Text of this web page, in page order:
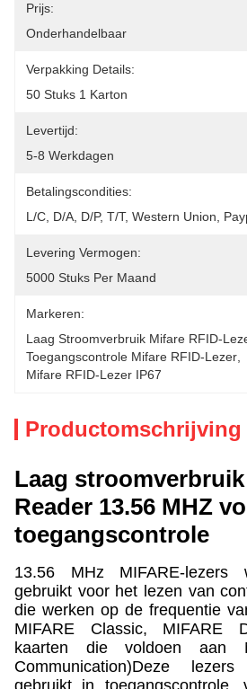
Prijs:
Onderhandelbaar
Verpakking Details:
50 Stuks 1 Karton
Levertijd:
5-8 Werkdagen
Betalingscondities:
L/C, D/A, D/P, T/T, Western Union,
Levering Vermogen:
5000 Stuks Per Maand
Markeren:
Laag Stroomverbruik Mifare RFID-
Toegangscontrole Mifare RFID-Lezer
Mifare RFID-Lezer IP67
Productomschrijving
Laag
Reader 13.56 MHZ
toegangscontrole
13.56 MHz MIFARE-lezers
gebruikt voor het lezen van
die werken op de frequentie
MIFARE Classic, MIFARE
kaarten die voldoen aan
Communication)Deze
gebruikt in toegangscontrole,